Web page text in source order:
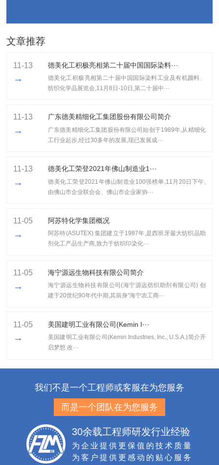
文章推荐
11-13
→
德美化工积极亮相第二十届中国国际染料···
德美化工积极亮相第二十届中国国际染料工业及有机颜料、
纺织化学品展览会,11月8日-10日,第二十届中···
11-13
→
广东德美精细化工集团股份有限公司简介
广东德美精细化工集团股份有限公司始创于1989年,从精细化
工行业起步,经过30多年的发展,现已发展成···
11-13
→
​德美化工荣登2021年佛山制造业1···
​德美化工荣登2021年佛山制造业100强榜单,11月20日下午,
由佛山市企业联合会、佛山市企业家协···
11-05
→
阿苏特化学集团概况
阿苏特(ASUTEX) 集团建立于1987年,是西班牙最大纺织品助
剂化工产品生产商,致力于纺织印染化···
11-05
→
海宁源远生物科技有限公司简介
海宁源远生物科技有限公司(海宁源远纺织助剂有限公司) 创
建于20世纪90年代中期,其前身"海宁农工商···
11-05
→
美国建明工业有限公司(Kemin I···
美国建明工业有限公司(Kemin Industries, Inc., U.S.A.)简介开
启梦想 改···
我们不是一个工程师或客服在为您服务
而是一个团队在为您服务
30余载工程师研发行业经验
为企业提供更保值的技术质量
为客户提供更感动的贴心服务